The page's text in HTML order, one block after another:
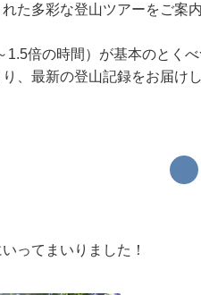
た多彩な登山ツアーをご案
倍の時間）が基本のとく
、最新の登山記録をお届けし
ってまいりました！